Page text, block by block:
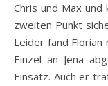
Chris und Max
zweiten Punkt
Leider fand Florian
Einzel an Jena
Einsatz. Auch er